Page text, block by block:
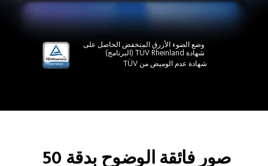
وضع الضوء الأزرق المنخفض الحاصل على
شهادة TÜV Rheinland (البرنامج)
شهادة عدم الوميض من TÜV